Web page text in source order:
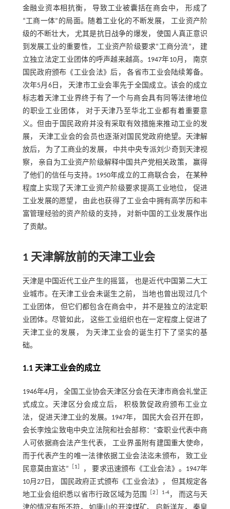
金融业资本相抗衡， 导致工业被囊括在商会中， 形成了
“工商一体”的局面。随着工业化的不断发展， 工业资产阶
级的不断壮大， 尤其是抗日战争的爆发， 使国人真正意识
到发展工业的重要性， 工业资产阶级要求“工商分流”， 建
立独立法定工业团体的呼声越来越高。1947年10月， 南京
国民政府颁布《工业会法》后， 各省市工业会陆续筹备。
次年5月6日， 天津市工业会率先于全国成立。该会的成立
标志着天津工业界终于有了一个与商会具有同等法律地位
的职业工业团体， 对于天津乃至华北工业都有着重要意
义。但由于国民政府并没有采取有效措施来推动工业的发
展， 天津工业会的会员也逐渐对国民党政府绝望。天津解
放后， 为了工商业的发展， 中共中央专派刘少奇到天津视
察， 亲自为工业资产阶级解释中国共产党相关政策， 赢得
了他们的信任与支持。1950年成立的工商联合会， 在某种
程度上实现了天津工业资产阶级要求提高工业地位， 促进
工业发展的愿望， 由此也获得了工业会中拥有高学历和丰
富管理经验的资产阶级的支持， 对新中国的工业发展作出
了贡献。
1 天津解放前的天津工业会
天津是中国近代工业产生的摇篮， 也是近代中国第二大工
业城市。在天津工业会未诞生之前， 当地也曾出现过几个
工业团体， 但它们都包含在商会中， 并不是独立的法定职
业团体。尽管如此， 这些工业组织也在一定程度上促进了
天津工业的发展， 为天津工业会的诞生打下了坚实的基
础。
1.1 天津工业会的成立
1946年4月， 全国工业协会天津区分会在天津市商会礼堂正
式成立。天津区分会成立后， 积极敦促政府颁布工业立
法， 促进天津工业的发展。1947年， 国民大会召开在即，
会长李烛尘致电中央立法院和社会部称：“查职业代表中商
人可依据商会法产生代表， 工业界虽附有建国重大使命，
而于代表产生的唯一法律依据工业会法迄未颁布， 致工业
民意莫由宣达”
1
， 要求迅速颁布《工业会法》。1947年
10月27日， 国民政府正式颁布《工业会法》， 但其规定各
地工业会组织悉以省市行政区域为范围
［2 ］1-4， 而这与天